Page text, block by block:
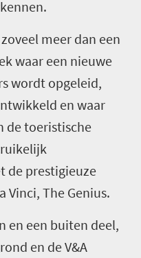
meer dan een
waar een nieuwe
wordt opgeleid,
en waar
de toeristische
de prestigieuze
The Genius.
en een buiten deel,
en de V&A